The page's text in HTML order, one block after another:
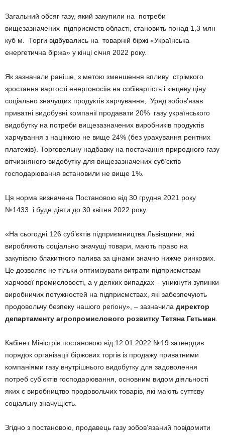
Загальний обсяг газу, який закупили на потреби
вищезазначених підприємств області, становить понад 1,3 млн
куб м. Торги відбувались на товарній біржі «Українська
енергетична біржа» у кінці січня 2022 року.
Як зазначали раніше, з метою зменшення впливу стрімкого
зростання вартості енергоносіїв на собівартість і кінцеву ціну
соціально значущих продуктів харчування, Уряд зобов’язав
приватні видобувні компанії продавати 20% газу українського
видобутку на потреби вищезазначених виробників продуктів
харчування з націнкою не вище 24% (без урахування рентних
платежів). Торговельну надбавку на постачання природного газу
вітчизняного видобутку для вищезазначених суб’єктів
господарювання встановили не вище 1%.
Ця норма визначена Постановою від 30 грудня 2021 року
№1433 і буде діяти до 30 квітня 2022 року.
«На сьогодні 126 суб’єктів підприємництва Львівщини, які
виробляють соціально значущі товари, мають право на
закупівлю блакитного палива за цінами значно нижче ринкових.
Це дозволяє не тільки оптимізувати витрати підприємствам
харчової промисловості, а у деяких випадках – уникнути зупинки
виробничих потужностей на підприємствах, які забезпечують
продовольчу безпеку нашого регіону», – зазначила директор
департаменту агропромислового розвитку Тетяна Гетьман
Кабінет Міністрів постановою від 12.01.2022 №19 затвердив
порядок організації біржових торгів із продажу приватними
компаніями газу внутрішнього видобутку для задоволення
потреб суб’єктів господарювання, основним видом діяльності
яких є виробництво продовольчих товарів, які мають суттєву
соціальну значущість.
Згідно з постановою, продавець газу зобов’язаний повідомити